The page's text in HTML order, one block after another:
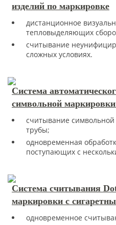
изделий по маркировке
дистанционное
тепловыделяющих
считывание
сложных условиях.
Система
символьной
считывание
трубы;
одновременная
поступающих с
Система считывания
маркировки с
одновременное